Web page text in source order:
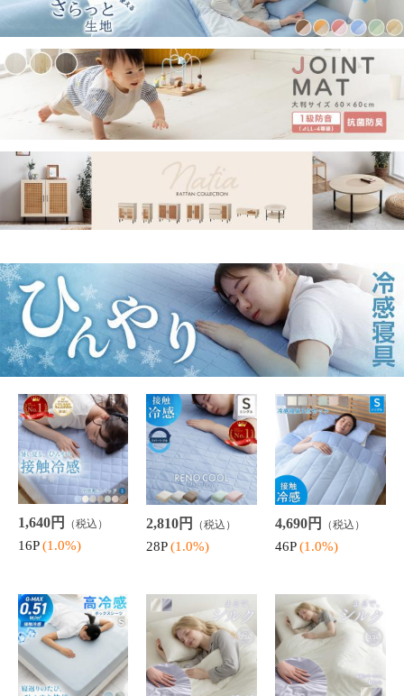
1,640円 （税込）
16P (1.0%) 28P (1.0%)
4,690円 （税込）
46P (1.0%)
3,290円（税込）
32P (1.0%)
1,160円（税込）
11P (1.0%)
11,750円 （税込）
117P (1.0%)